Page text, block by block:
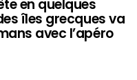
en quelques
îles grecques va
avec l’apéro